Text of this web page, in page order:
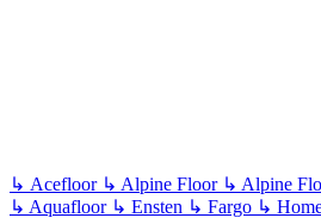
↳ Acefloor ↳ Alpine Floor ↳ Alpine
↳ Aquafloor ↳ Ensten ↳ Fargo ↳